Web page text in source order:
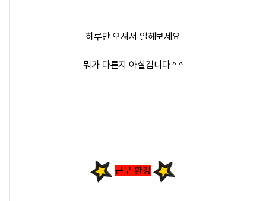
하루만 오셔서 일해보세요
뭐가 다른지 아실겁니다 ^ ^
근무 환경